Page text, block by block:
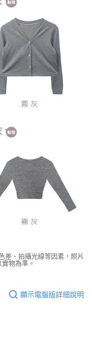
差、拍攝光線等因素，照片
物為準。
顯示電腦版詳細說明